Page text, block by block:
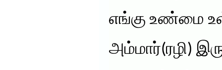
எங்கு உண்மை
அம்மார்(ரழி)